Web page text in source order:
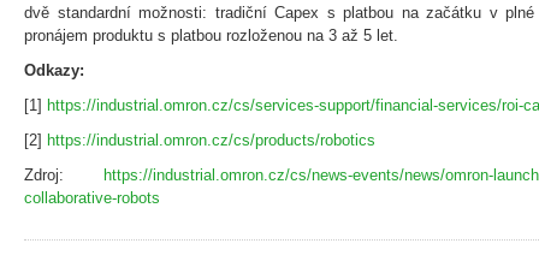
dvě standardní možnosti: tradiční Capex s platbou na začátku v
pronájem produktu s platbou rozloženou na 3 až 5 let.
Odkazy:
[1] https://industrial.omron.cz/cs/services-support/financial-services/roi-
[2] https://industrial.omron.cz/cs/products/robotics
Zdroj: https://industrial.omron.cz/cs/news-events/news/omron-
collaborative-robots